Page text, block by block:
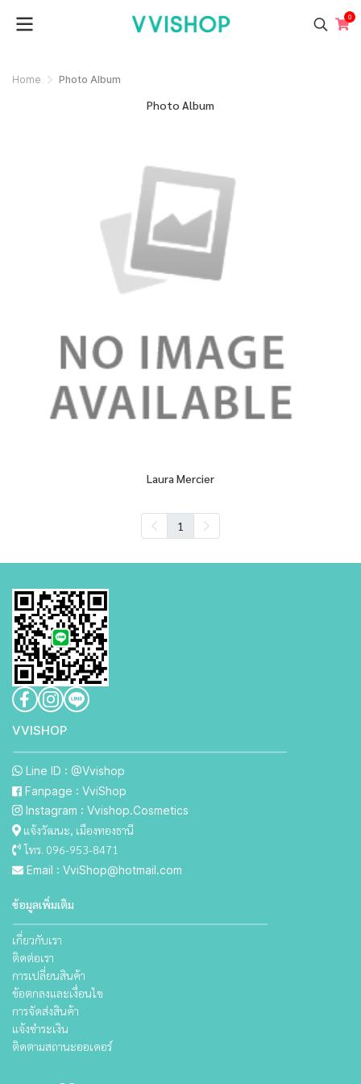
0
Home Photo Album
Photo Album
Laura Mercier
1
VVISHO P
Line ID : @Vvishop
Fanpage : VviShop
Instagram : Vvishop.Cosmetics
แจ้งวัฒนะ, เมืองทองธานี
โทร. 096-953-8471
Email : VviShop@hotmail.com
ข้อมูลเพิ่มเติม
เกี่ยวกับเรา
ติดต่อเรา
การเปลี่ยนสินค้า
ข้อตกลงและเงื่อนไข
การจัดส่งสินค้า
แจ้งชำระเงิน
ติดตามสถานะออเดอร์